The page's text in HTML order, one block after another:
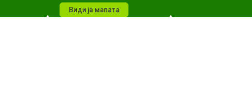
Види ја мапата